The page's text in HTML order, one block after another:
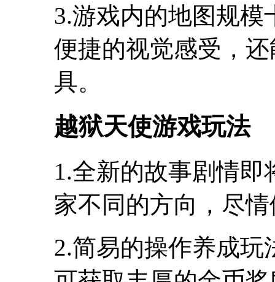
3.游戏内的地图规
便捷的视觉感受，
具。
越狱天使游戏玩法
1.全新的故事剧情
家不同的方向，尽
2.简易的操作养成